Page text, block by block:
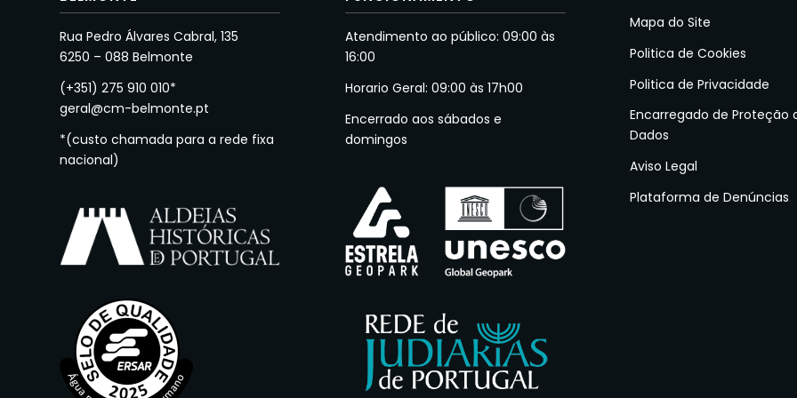
Rua Pedro Álvares Cabral, 135
6250 – 088 Belmonte
(+351) 275 910 010*
geral@cm-belmonte.pt
*(custo chamada para a rede fixa
nacional)
Atendimento ao público: 09:00 às
16:00
Horario Geral: 09:00 às 17h00
Encerrado aos sábados e
domingos
Mapa do Site
Politica de Cookies
Politica de Privacidade
Encarregado de Proteção
Dados
Aviso Legal
Plataforma de Denúncias